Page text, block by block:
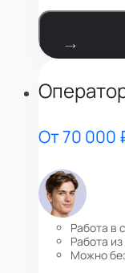
От 70 000
Работа в
Работа
Можно